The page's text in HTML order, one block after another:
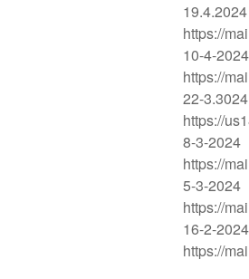
19.4.2024
https://
10-4-2024
https://
22-3.3024
https://
8-3-2024
https://
5-3-2024
https://
16-2-2024
https://